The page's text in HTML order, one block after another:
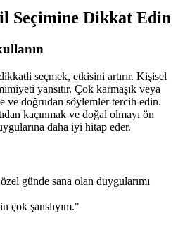
Seçimine Dikkat Edin
seçmek, etkisini artırır. Kişisel
yansıtır. Çok karmaşık veya
ve doğrudan söylemler tercih edin.
kaçınmak ve doğal olmayı ön
daha iyi hitap eder.
günde sana olan duygularımı
çok şanslıyım."